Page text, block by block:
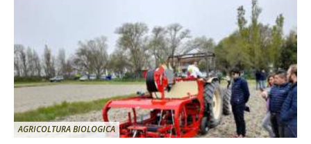
AGRICOLTURA BIOLOGICA